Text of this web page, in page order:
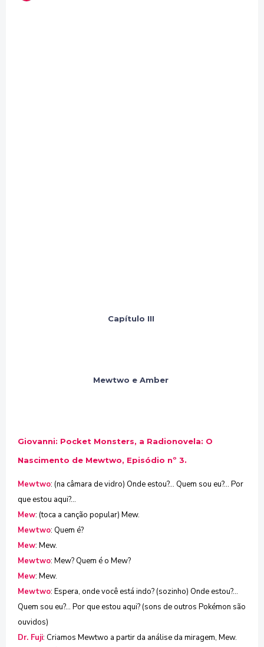
Capítulo III
Mewtwo e Amber
Giovanni: Pocket Monsters, a Radionovela: O
Nascimento de Mewtwo, Episódio nº 3.
Mewtwo: (na câmara de vidro) Onde estou?... Quem sou eu?... Por
que estou aqui?...
Mew: (toca a canção popular) Mew.
Mewtwo: Quem é?
Mew: Mew.
Mewtwo: Mew? Quem é o Mew?
Mew: Mew.
Mewtwo: Espera, onde você está indo? (sozinho) Onde estou?...
Quem sou eu?... Por que estou aqui? (sons de outros Pokémon são
ouvidos)
Dr. Fuji: Criamos Mewtwo a partir da análise da miragem, Mew.